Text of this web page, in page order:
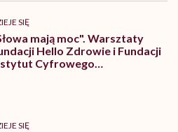
SIĘ
mają moc". Warsztaty
Hello Zdrowie i Fundacji
Cyfrowego
SIĘ